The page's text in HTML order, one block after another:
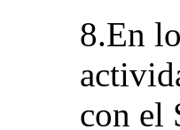
8.En
con el